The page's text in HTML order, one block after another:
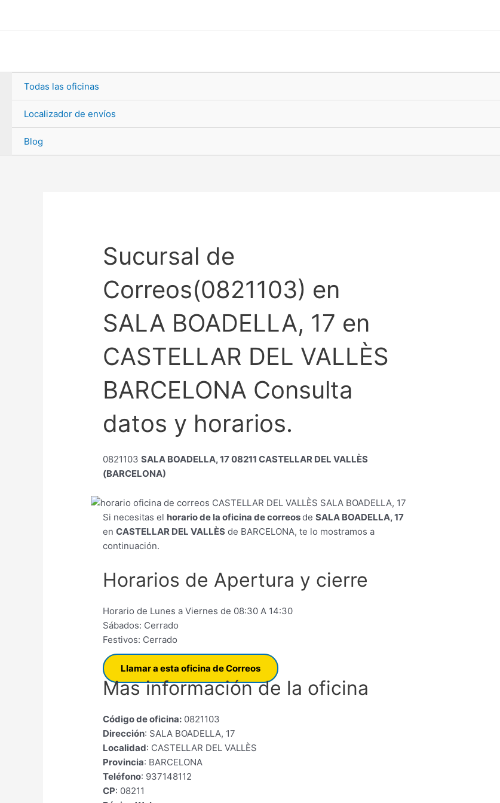
Todas las oficinas
Localizador de envíos
Blog
Sucursal de
Correos(0821103) en
SALA BOADELLA, 17 en
CASTELLAR DEL VALLÈS
BARCELONA Consulta
datos y horarios.
0821103SALA BOADELLA, 17 08211 CASTELLAR DEL VALLÈS
(BARCELONA)
Si necesitas el horario de la oficina de correosdeSALA BOADELLA, 17
enCASTELLAR DEL VALLÈS de BARCELONA, te lo mostramos a
continuación.
Horarios de Apertura y cierre
Horario de Lunes a Viernes de 08:30 A 14:30
Sábados: Cerrado
Festivos: Cerrado
Llamar a esta oficina de Correos
Mas información de la oficina
Código de oficina: 0821103
Dirección: SALA BOADELLA, 17
Localidad: CASTELLAR DEL VALLÈS
Provincia: BARCELONA
Teléfono: 937148112
CP: 08211